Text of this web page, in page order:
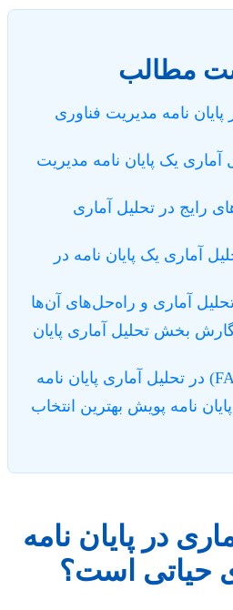
مطالب
پایان نامه مدیریت فناوری
آماری یک پایان نامه مدیریت
رایج در تحلیل آماری
آماری یک پایان نامه در
بخش تحلیل آماری پایان
نامه پویش بهترین انتخاب
در پایان نامه
حیاتی است؟